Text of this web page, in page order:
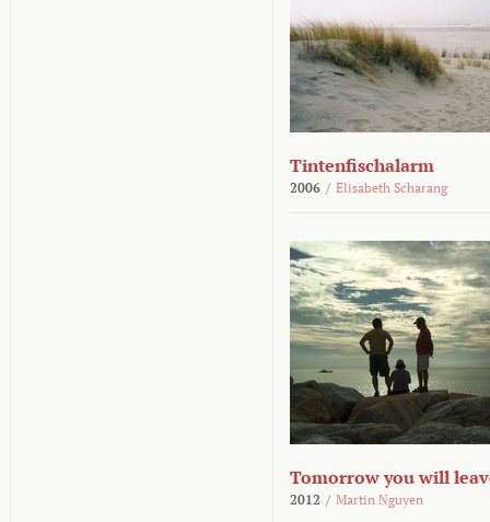
Tintenfischalarm
2006 / Elisabeth Scharang
Tomorrow you will
2012 / Martin Nguyen